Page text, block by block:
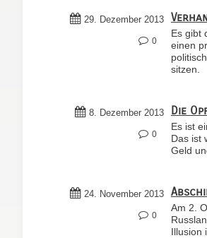
29. Dezember 2013
0
Es gibt
einen
sitzen.
8. Dezember 2013
0
Die
Es ist
Das ist
Geld
24. November 2013
0
Am 2.
Illusion